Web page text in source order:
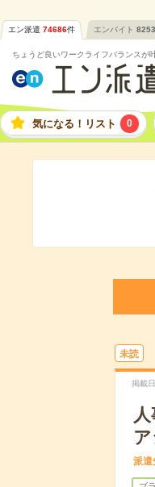
エン派遣 74686件 エンバイト
ちょうど良いワークライフバランスが
気になる！リスト 0
未読
掲載日
派遣